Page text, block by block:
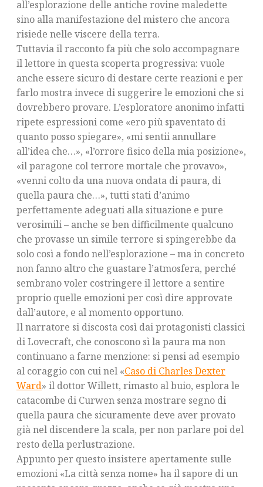
all’esplorazione delle antiche rovine maledette
sino alla manifestazione del mistero che ancora
risiede nelle viscere della terra.
Tuttavia il racconto fa più che solo accompagnare
il lettore in questa scoperta progressiva: vuole
anche essere sicuro di destare certe reazioni e per
farlo mostra invece di suggerire le emozioni che si
dovrebbero provare. L’esploratore anonimo infatti
ripete espressioni come «ero più spaventato di
quanto posso spiegare», «mi sentii annullare
all’idea che…», «l’orrore fisico della mia posizione»,
«il paragone col terrore mortale che provavo»,
«venni colto da una nuova ondata di paura, di
quella paura che…», tutti stati d’animo
perfettamente adeguati alla situazione e pure
verosimili – anche se ben difficilmente qualcuno
che provasse un simile terrore si spingerebbe da
solo così a fondo nell’esplorazione – ma in concreto
non fanno altro che guastare l’atmosfera, perché
sembrano voler costringere il lettore a sentire
proprio quelle emozioni per così dire approvate
dall’autore, e al momento opportuno.
Il narratore si discosta così dai protagonisti classici
di Lovecraft, che conoscono sì la paura ma non
continuano a farne menzione: si pensi ad esempio
al coraggio con cui nel «Caso di Charles Dexter
Ward» il dottor Willett, rimasto al buio, esplora le
catacombe di Curwen senza mostrare segno di
quella paura che sicuramente deve aver provato
già nel discendere la scala, per non parlare poi del
resto della perlustrazione.
Appunto per questo insistere apertamente sulle
emozioni «La città senza nome» ha il sapore di un